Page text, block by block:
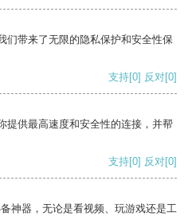
们带来了无限的隐私保护和安全性保
支持[0] 反对[0]
提供最高速度和安全性的连接，并帮
支持[0] 反对[0]
神器，无论是看视频、玩游戏还是工